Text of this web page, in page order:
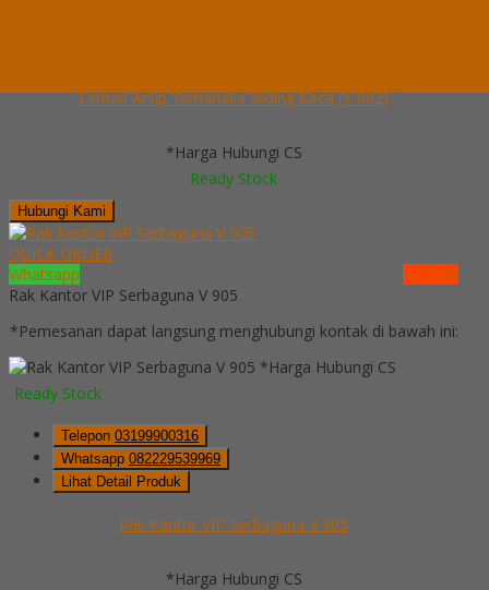
Lemari Arsip Yamanaka Sliding Kaca (Y-602)
*Harga Hubungi CS
Ready Stock
Hubungi Kami
QUICK ORDER
Whatsapp
via SMS
Rak Kantor VIP Serbaguna V 905
*Pemesanan dapat langsung menghubungi kontak di bawah ini:
*Harga Hubungi CS
Ready Stock
Telepon 03199900316
Whatsapp 082229539969
Lihat Detail Produk
Rak Kantor VIP Serbaguna V 905
*Harga Hubungi CS